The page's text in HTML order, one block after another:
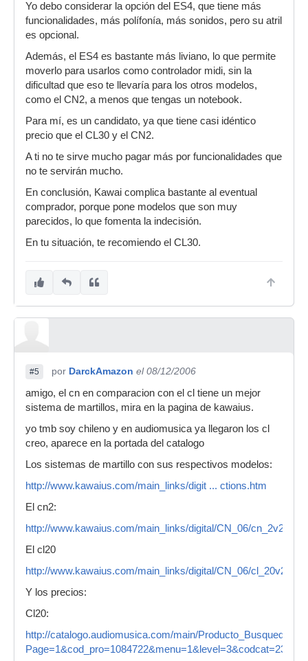
Yo debo considerar la opción del ES4, que tiene más
funcionalidades, más polífonía, más sonidos, pero su atril
es opcional.
Además, el ES4 es bastante más liviano, lo que permite
moverlo para usarlos como controlador midi, sin la
dificultad que eso te llevaría para los otros modelos,
como el CN2, a menos que tengas un notebook.
Para mí, es un candidato, ya que tiene casi idéntico
precio que el CL30 y el CN2.
A ti no te sirve mucho pagar más por funcionalidades que
no te servirán mucho.
En conclusión, Kawai complica bastante al eventual
comprador, porque pone modelos que son muy
parecidos, lo que fomenta la indecisión.
En tu situación, te recomiendo el CL30.
#5 por DarckAmazon el 08/12/2006
amigo, el cn en comparacion con el cl tiene un mejor
sistema de martillos, mira en la pagina de kawaius.
yo tmb soy chileno y en audiomusica ya llegaron los cl
creo, aparece en la portada del catalogo
Los sistemas de martillo con sus respectivos modelos:
http://www.kawaius.com/main_links/digit ... ctions.htm
El cn2:
http://www.kawaius.com/main_links/digital/CN_06/cn_2v2.html
El cl20
http://www.kawaius.com/main_links/digital/CN_06/cl_20v2.html
Y los precios:
Cl20:
http://catalogo.audiomusica.com/main/